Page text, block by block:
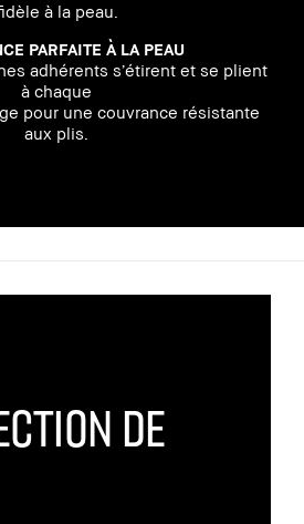
à la peau.
PARFAITE À LA PEAU
adhérents s’étirent et se plient
à chaque
pour une couvrance résistante
aux plis.
DE